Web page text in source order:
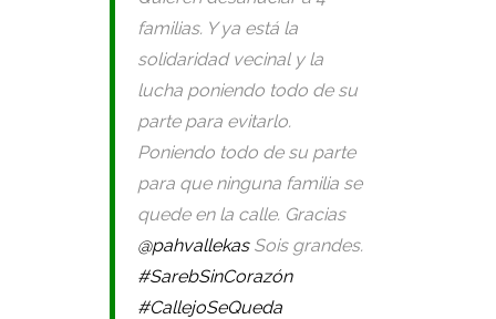
familias. Y ya está la
solidaridad vecinal y la
lucha poniendo todo de su
parte para evitarlo.
Poniendo todo de su parte
para que ninguna familia se
quede en la calle. Gracias
@pahvallekasSois grandes.
#SarebSinCorazón
#CallejoSeQueda